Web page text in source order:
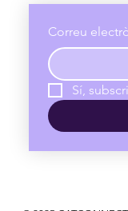
Correu
Sí,